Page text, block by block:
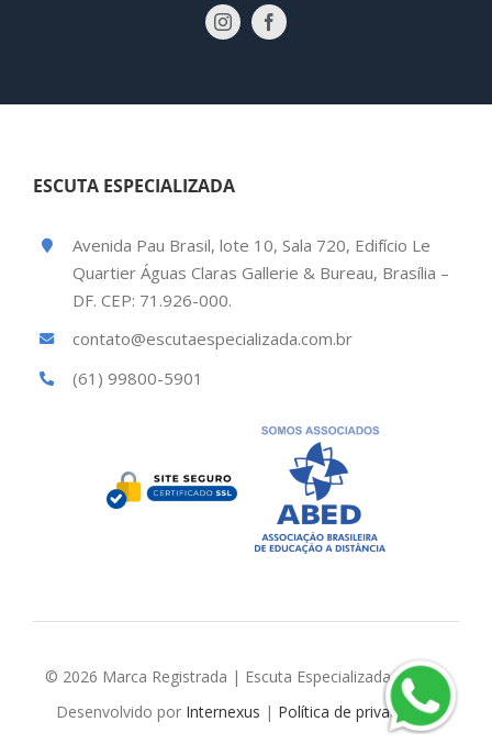
ESCUTA ESPECIALIZADA
Avenida Pau Brasil, lote 10, Sala 720, Edifício Le
Quartier Águas Claras Gallerie & Bureau, Brasília –
DF. CEP: 71.926-000.
contato@escutaespecializada.com.br
(61) 99800-5901
© 2026 Marca Registrada | Escuta Especializada Brasil |
Desenvolvido por Internexus | Política de privacidade